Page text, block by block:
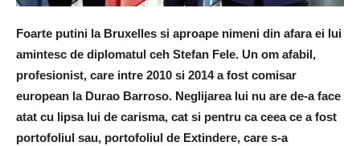
Foarte putini la Bruxelles si aproape nimeni din afara ei lui
amintesc de diplomatul ceh Stefan Fele. Un om afabil,
profesionist, care intre 2010 si 2014 a fost comisar
european la Durao Barroso. Neglijarea lui nu are de-a face
atat cu lipsa lui de carisma, cat si pentru ca ceea ce a fost
portofoliul sau, portofoliul de Extindere, care s-a